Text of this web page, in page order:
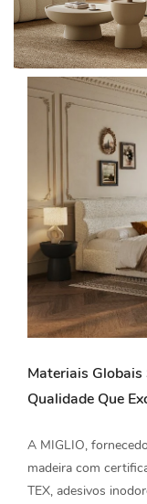
Materiais
Qualidade Que
A MIGLIO,
madeira com
TEX, adesivos